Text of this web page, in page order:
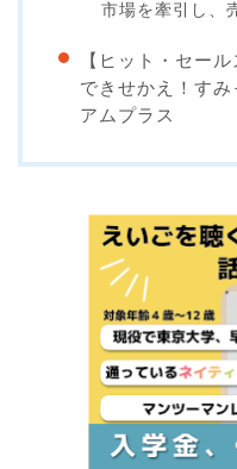
市場を牽引し、
【ヒット・セー
できせかえ！すみ
アムプラス